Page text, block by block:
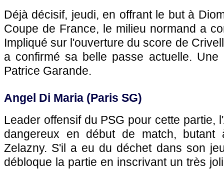
Déjà décisif, jeudi, en offrant le but à
Coupe de France, le milieu normand a
Impliqué sur l'ouverture du score de
a confirmé sa belle passe actuelle. Une
Patrice Garande.
Angel Di Maria (Paris SG)
Leader offensif du PSG pour cette partie,
dangereux en début de match,
Zelazny. S'il a eu du déchet dans son
débloque la partie en inscrivant un très